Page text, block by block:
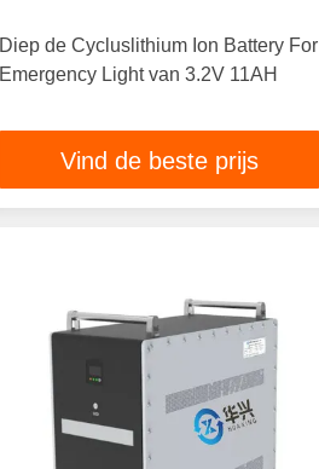
Diep de Cycluslithium Ion Battery For
Emergency Light van 3.2V 11AH
Vind de beste prijs